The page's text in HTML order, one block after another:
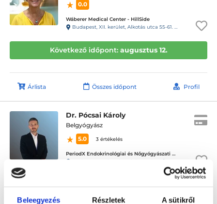
Beleegyezés Részletek A sütikről
0.0
Wáberer Medical Center - HillSide
Budapest, XII. kerület, Alkotás utca 55-61. Hillside
Következő időpont: augusztus 12.
Árlista Összes időpont Profil
Dr. Pócsai Károly
Belgyógyász
5.0
3 értékelés
PeriodX Endokrinológiai és Nőgyógyászati Központ
Budapest, XII. kerület, Virányos út 23/D.
Következő időpont:augusztus 26.